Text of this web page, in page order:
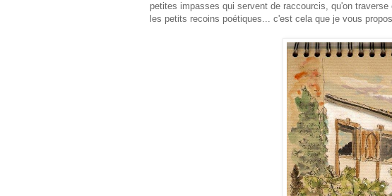
petites impasses qui servent de raccourcis, qu'on
les petits recoins poétiques... c'est cela que je vous